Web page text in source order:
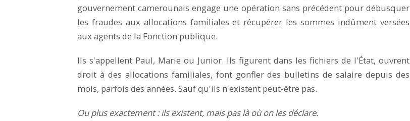
gouvernement camerounais engage une opération sans précédent pour débusquer
les fraudes aux allocations familiales et récupérer les sommes indûment versées
aux agents de la Fonction publique.
Ils s'appellent Paul, Marie ou Junior. Ils figurent dans les fichiers de l'État, ouvrent
droit à des allocations familiales, font gonfler des bulletins de salaire depuis des
mois, parfois des années. Sauf qu'ils n'existent peut-être pas.
Ou plus exactement : ils existent, mais pas là où on les déclare.